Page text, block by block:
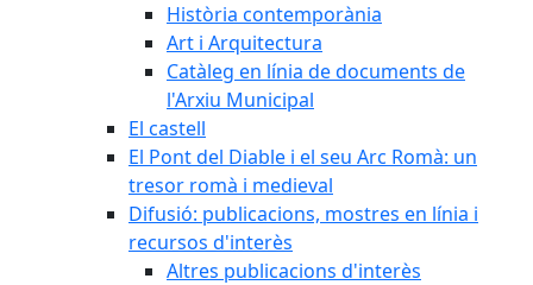
Història contemporània
Art i Arquitectura
Catàleg en línia de documents de
l'Arxiu Municipal
El castell
El Pont del Diable i el seu Arc Romà: un
tresor romà i medieval
Difusió: publicacions, mostres en línia i
recursos d'interès
Altres publicacions d'interès